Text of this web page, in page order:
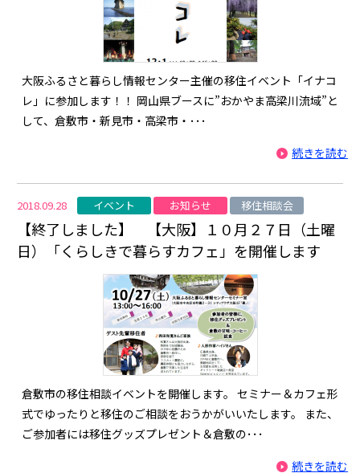
大阪ふるさと暮らし情報センター主催の移住イベント「イナコ
レ」に参加します！！ 岡山県ブースに”おかやま高梁川流域”と
して、倉敷市・新見市・高梁市・･･･
続きを読む
2018.09.28 イベント お知らせ 移住相談会
【終了しました】 【大阪】１０月２７日（土曜
日）「くらしきで暮らすカフェ」を開催します
倉敷市の移住相談イベントを開催します。 セミナー＆カフェ形
式でゆったりと移住のご相談をおうかがいいたします。 また、
ご参加者には移住グッズプレゼント＆倉敷の･･･
続きを読む